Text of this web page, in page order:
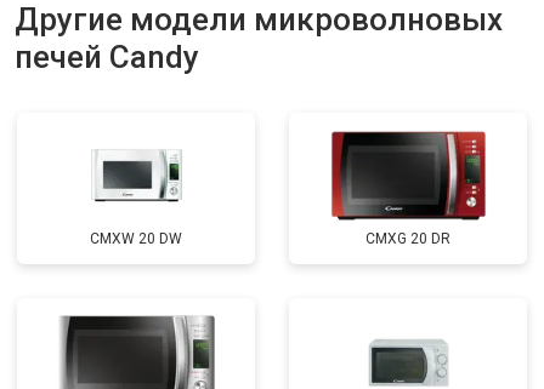
Другие модели микроволновых
печей Candy
CMXW 20 DW CMXG 20 DR